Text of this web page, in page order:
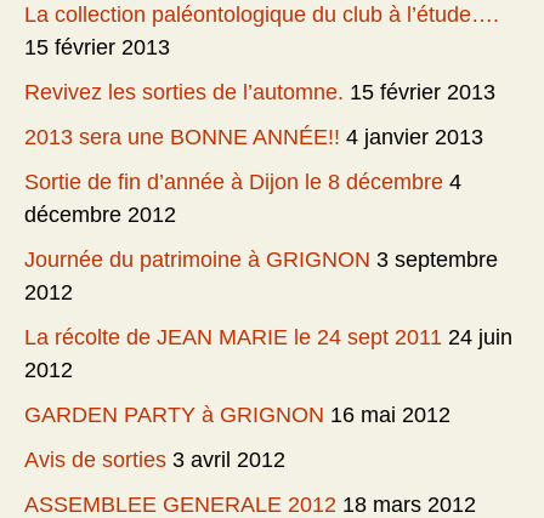
La collection paléontologique du club à l’étude….
15 février 2013
Revivez les sorties de l’automne. 15 février 2013
2013 sera une BONNE ANNÉE!! 4 janvier 2013
Sortie de fin d’année à Dijon le 8 décembre 4
décembre 2012
Journée du patrimoine à GRIGNON 3 septembre
2012
La récolte de JEAN MARIE le 24 sept 2011 24 juin
2012
GARDEN PARTY à GRIGNON 16 mai 2012
Avis de sorties 3 avril 2012
ASSEMBLEE GENERALE 2012 18 mars 2012